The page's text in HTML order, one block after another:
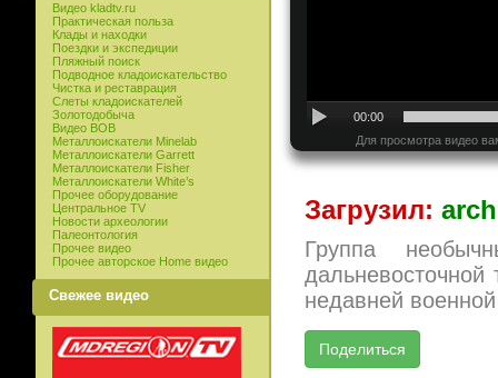
Видео kladtv.ru
Практическая польза
Клады и находки
Поездки и экспедиции
Пляжный поиск
Подводное кладоискательство
Чистка и реставрация
Слеты кладоискателей
Золотодобыча
Видео ВОВ
Металлоискатели Minelab
Металлоискатели Garrett
Металлоискатели Fisher
Металлоискатели White’s
Прочее оборудование
Центральное TV
Новости археологии
Палеонтология
Прочее видео
Прочее авторское Home видео
Свежее видео
00:00
Для просмотра видео
Загрузил:
Группа
недавней